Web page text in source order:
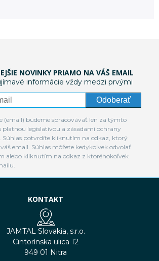
NOVINKY PRIAMO NA VÁŠ EMAIL
informácie vždy medzi prvými
Odoberať
(email) budeme spracovávať len za týmto
platnou legislatívou a zásadami ochrany
Súhlas potvrdíte kliknutím na odkaz, ktorý
email. Súhlas môžete kedykoľvek odvolať
alebo kliknutím na odkaz z ktoréhokoľvek
KONTAKT
JAMTAL Slovakia, s.r.o.
Cintorínska ulica 12
949 01 Nitra